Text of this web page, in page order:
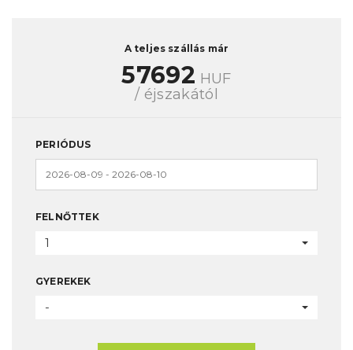
A teljes szállás már
57692 HUF
/ éjszakától
PERIÓDUS
FELNŐTTEK
1
GYEREKEK
-